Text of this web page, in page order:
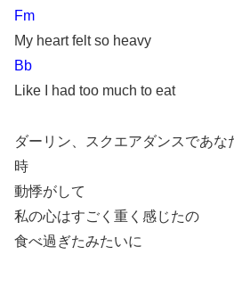
Fm
My heart felt so heavy
Bb
Like I had too much to eat
ダーリン、スクエアダンスであな
時
動悸がして
私の心はすごく重く感じたの
食べ過ぎたみたいに